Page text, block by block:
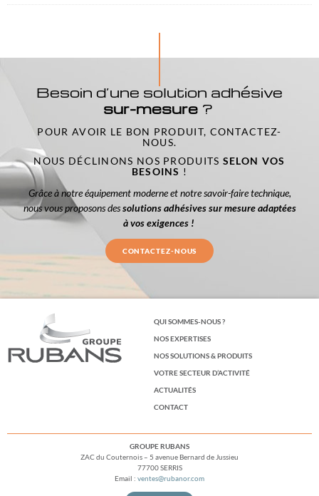
Besoin d’une solution adhésive
sur-mesure?
POUR AVOIR LE BON PRODUIT, CONTACTEZ-
NOUS.
NOUS DÉCLINONS NOS PRODUITS SELON VOS
BESOINS !
Grâce à notre équipement moderne et notre savoir-faire technique,
nous vous proposons dessolutions adhésives sur mesure adaptées
à vos exigences !
CONTACTEZ-NOUS
QUI SOMMES-NOUS ?
NOS EXPERTISES
NOS SOLUTIONS & PRODUITS
VOTRE SECTEUR D’ACTIVITÉ
ACTUALITÉS
CONTACT
GROUPE RUBANS
ZAC du Couternois – 5 avenue Bernard de Jussieu
77700 SERRIS
Email : ventes@rubanor.com